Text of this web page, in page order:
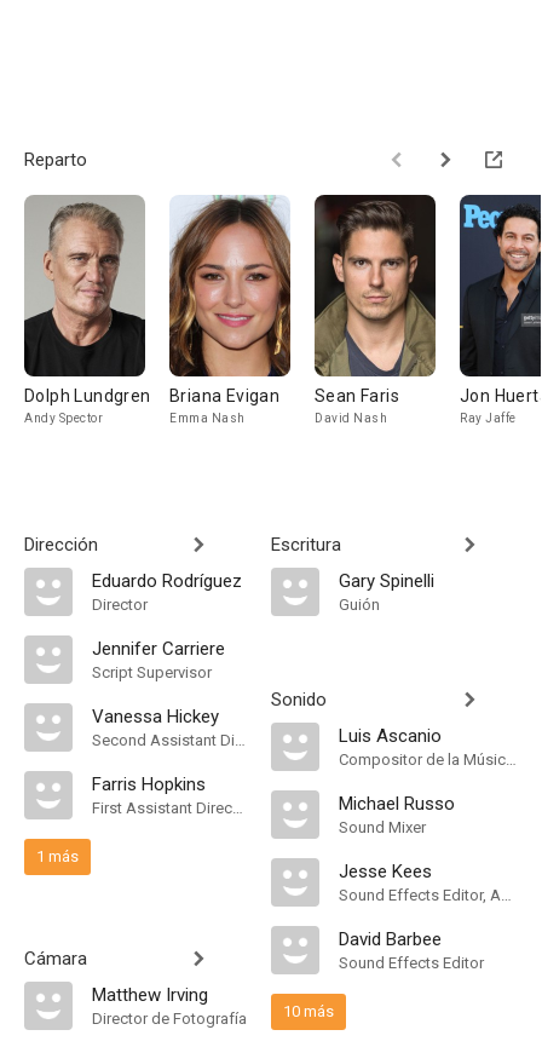
Reparto
Dolph Lundgren
Andy Spector
Briana Evigan
Emma Nash
Sean Faris
David Nash
Jon
Ray Jaffe
Dirección
Eduardo Rodríguez
Director
Jennifer Carriere
Script Supervisor
Vanessa Hickey
Second Assistant Director
Farris Hopkins
First Assistant Director
1 más
Cámara
Matthew Irving
Director de Fotografía
Escritura
Gary Spinelli
Guión
Sonido
Luis Ascanio
Compositor de la Música Original
Michael Russo
Sound Mixer
Jesse Kees
Sound Effects Editor, ADR Editor
David Barbee
Sound Effects Editor
10 más